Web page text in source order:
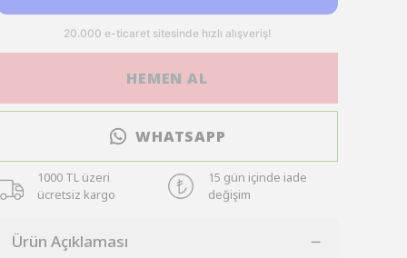
HEMEN AL
WHATSAPP
1000 TL üzeri
ücretsiz kargo
15 gün içinde iade
değişim
Ürün Açıklaması